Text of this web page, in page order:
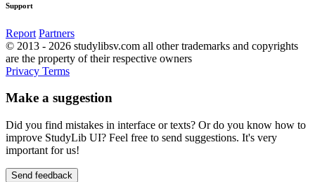
Support
Report Partners
© 2013 - 2026 studylibsv.com all other trademarks and copyrights
are the property of their respective owners
Privacy Terms
Make a suggestion
Did you find mistakes in interface or texts? Or do you know how to
improve StudyLib UI? Feel free to send suggestions. It's very
important for us!
Send feedback